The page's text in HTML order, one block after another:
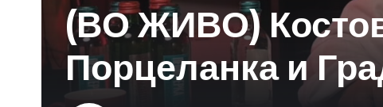
(ВО ЖИВО)
Порцеланка и